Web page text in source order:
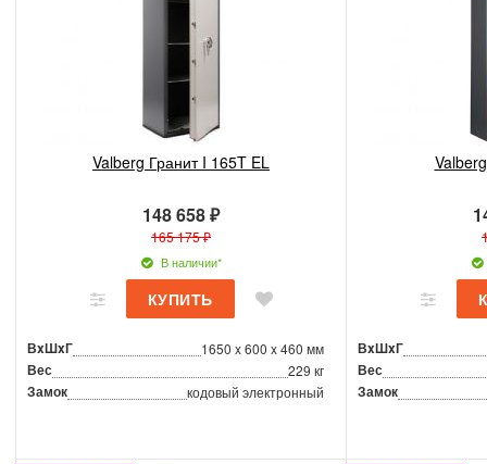
Valberg Гранит I 165T EL
148 658 ₽
165 175 ₽
В наличии*
ВxШxГ 1650 x 600 x 460 мм
Вес 229 кг
Замок кодовый электронный
ВxШxГ
Вес
Замок